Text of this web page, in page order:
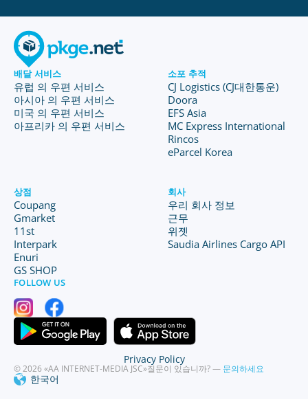
배달 서비스
유럽 의 우편 서비스
아시아 의 우편 서비스
미국 의 우편 서비스
아프리카 의 우편 서비스
소포 추적
CJ Logistics (CJ대한통운)
Doora
EFS Asia
MC Express International
Rincos
eParcel Korea
상점
Coupang
Gmarket
11st
Interpark
Enuri
GS SHOP
회사
우리 회사 정보
근무
위젯
Saudia Airlines Cargo API
FOLLOW US
© 2026 «AA INTERNET-MEDIA JSC»질문이 있습니까? — 문의하세요
한국어
Privacy Policy